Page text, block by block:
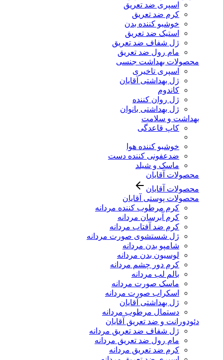
اسپری ضد تعریق
کرم ضد تعریق
خوشبو کننده بدن
استیک ضد تعریق
ژل شفاف ضد تعریق
مام رول ضد تعریق
محصولات بهداشت جنسی
اسپری تاخیری
ژل بهداشتی آقایان
کاندوم
ژل روان کننده
ژل بهداشتی بانوان
بهداشت و سلامت
کاپ قاعدگی
خوشبو کننده هوا
ضدعفونی کننده دست
ماسک و شیلد
محصولات آقایان
محصولات آقایان
محصولات پوستی آقایان
کرم مرطوب کننده مردانه
کرم آبرسان مردانه
کرم ضد آفتاب مردانه
ژل شستشوی صورت مردانه
شامپو بدن مردانه
لوسیون بدن مردانه
کرم دور چشم مردانه
بالم لب مردانه
ماسک صورت مردانه
اسکراب صورت مردانه
ژل بهداشتی آقایان
دستمال مرطوب مردانه
دئودورانت و ضد تعریق آقایان
ژل شفاف ضد تعریق مردانه
مام رول ضد تعریق مردانه
کرم ضد تعریق مردانه